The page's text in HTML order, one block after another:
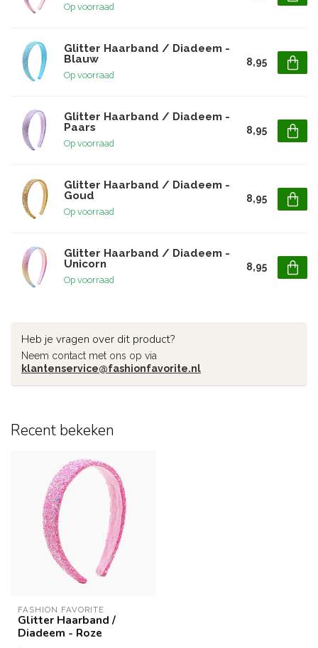
Op voorraad
Glitter Haarband / Diadeem -
Blauw
Op voorraad
8,95
Glitter Haarband / Diadeem -
Paars
Op voorraad
8,95
Glitter Haarband / Diadeem -
Goud
Op voorraad
8,95
Glitter Haarband / Diadeem -
Unicorn
Op voorraad
8,95
Heb je vragen over dit product?
Neem contact met ons op via
klantenservice@fashionfavorite.nl
Recent bekeken
FASHION FAVORITE
Glitter Haarband /
Diadeem - Roze